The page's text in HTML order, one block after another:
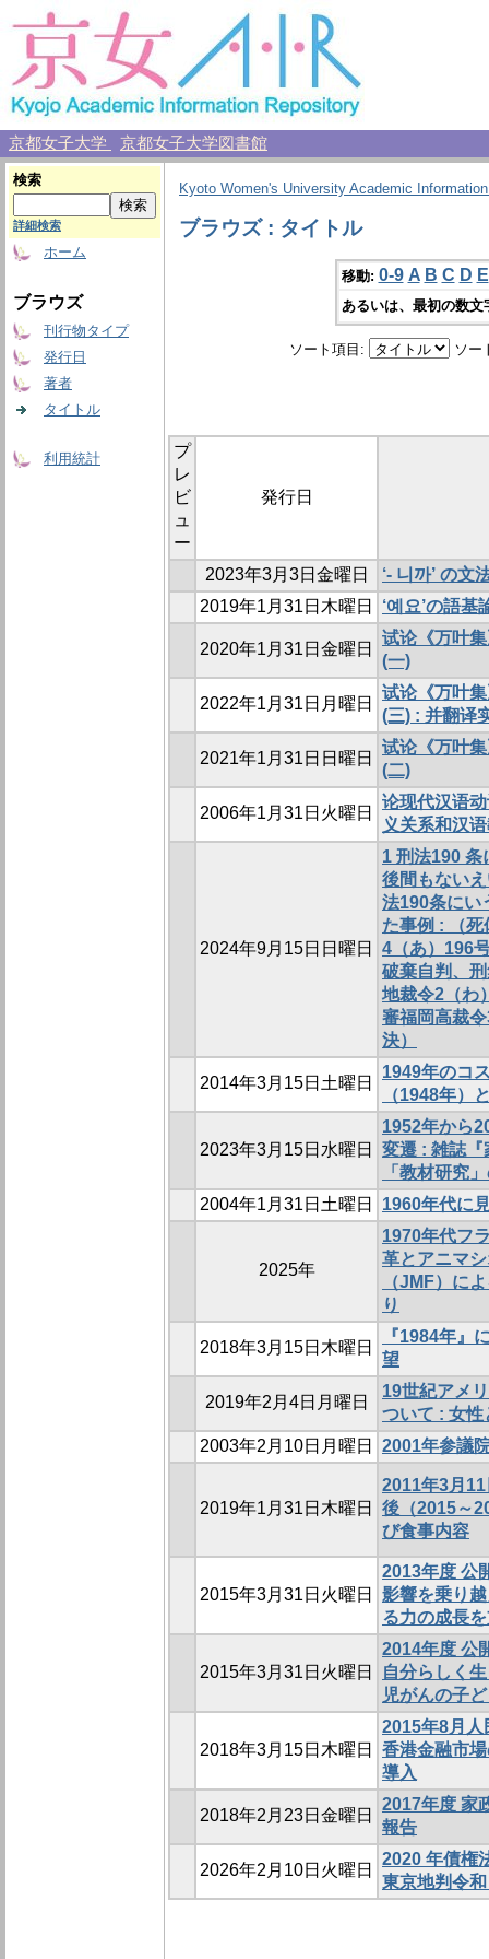
京都女子大学 京都女子大学図書館
検索
詳細検索
ホーム
ブラウズ
刊行物タイプ
発行日
著者
タイトル
利用統計
Kyoto Women's University Academic
ブラウズ : タイトル
移動: 0-9 A B C D E
あるいは、最初の数
ソート項目: ソー
プ
レ
ビ
ュ
ー
発行日
2023年3月3日金曜日
‘- 니까’ の文
2019年1月31日木曜日
‘예요’の語基
2020年1月31日金曜日
试论《万叶
(一)
2022年1月31日月曜日
试论《万叶
(三) : 并翻译
2021年1月31日日曜日
试论《万叶
(二)
2006年1月31日火曜日
论现代汉语
义关系和汉
2024年9月15日日曜日
1 刑法190
後間もない
法190条にい
た事例 : （
4（あ）196
破棄自判、
地裁令2（わ
審福岡高裁
決）
2014年3月15日土曜日
1949年のコ
（1948年）
2023年3月15日水曜日
1952年から
変遷 : 雑誌『
「教材研究
2004年1月31日土曜日
1960年代に
2025年
1970年代フ
革とアニマ
（JMF）に
り
2018年3月15日木曜日
『1984年』
望
2019年2月4日月曜日
19世紀アメ
ついて : 女性
2003年2月10日月曜日
2001年参議
2019年1月31日木曜日
2011年3月
後（2015～
び食事内容
2015年3月31日火曜日
2013年度 公
影響を乗り
る力の成長
2015年3月31日火曜日
2014年度 公
自分らしく
児がんの子
2018年3月15日木曜日
2015年8月人
香港金融市
導入
2018年2月23日金曜日
2017年度 家
報告
2026年2月10日火曜日
2020 年債権
東京地判令